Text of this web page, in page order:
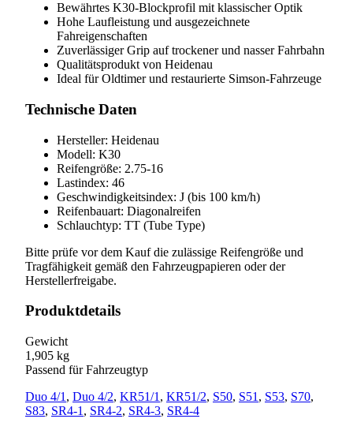
Bewährtes K30-Blockprofil mit klassischer Optik
Hohe Laufleistung und ausgezeichnete
Fahreigenschaften
Zuverlässiger Grip auf trockener und nasser Fahrbahn
Qualitätsprodukt von Heidenau
Ideal für Oldtimer und restaurierte Simson-Fahrzeuge
Technische Daten
Hersteller: Heidenau
Modell: K30
Reifengröße: 2.75-16
Lastindex: 46
Geschwindigkeitsindex: J (bis 100 km/h)
Reifenbauart: Diagonalreifen
Schlauchtyp: TT (Tube Type)
Bitte prüfe vor dem Kauf die zulässige Reifengröße und
Tragfähigkeit gemäß den Fahrzeugpapieren oder der
Herstellerfreigabe.
Produktdetails
Gewicht
1,905 kg
Passend für Fahrzeugtyp
Duo 4/1 , Duo 4/2, KR51/1 , KR51/2, S50, S51 , S53, S70,
S83, SR4-1 , SR4-2, SR4-3, SR4-4